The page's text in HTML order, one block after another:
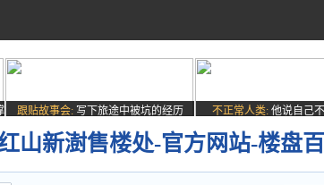
跟贴故事会: 写下旅途中被坑的经历 不正常人类: 他说自己
山新澍售楼处-官方网站-楼盘